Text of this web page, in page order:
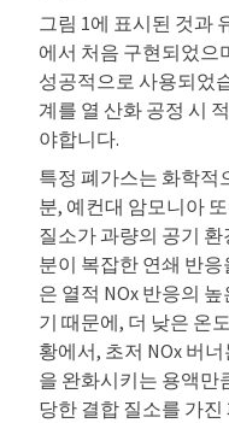
그림 1에 표시된 것과
에서 처음 구현되었으
성공적으로 사용되었
계를 열 산화 공정 시
야합니다.
특정 폐가스는 화학적
분, 예컨대 암모니아
질소가 과량의 공기
분이 복잡한 연쇄 반응
은 열적 NOx 반응의
기 때문에, 더 낮은 온
황에서, 초저 NOx 버
을 완화시키는 용액만
당한 결합 질소를 가